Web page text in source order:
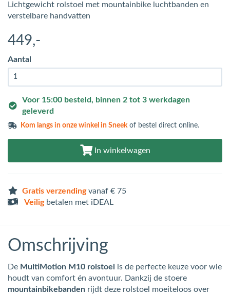
Lichtgewicht rolstoel met mountainbike luchtbanden en
verstelbare handvatten
449,-
Aantal
Voor 15:00 besteld, binnen 2 tot 3 werkdagen
geleverd
Kom langs inonze winkel in Sneekof bestel direct online.
In winkelwagen
Gratis verzendingvanaf € 75
Veiligbetalen met iDEAL
Omschrijving
De MultiMotion M10 rolstoel
is de perfecte keuze voor wie
houdt van comfort én avontuur. Dankzij de stoere
mountainbikebanden rijdt deze rolstoel moeiteloos over